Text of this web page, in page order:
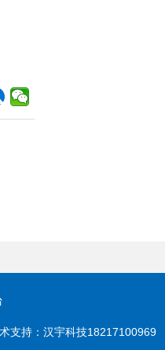
支持：汉宇科技18217100969